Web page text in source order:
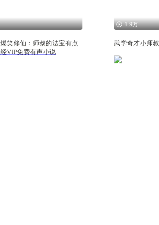
笑修仙：师叔的法宝有点
VIP免费有声小说
1.9万
武学奇才小师叔